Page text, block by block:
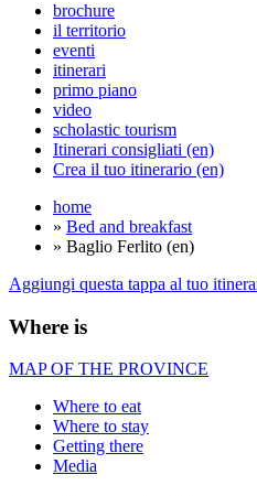
brochure
il territorio
eventi
itinerari
primo piano
video
scholastic tourism
Itinerari consigliati (en)
Crea il tuo itinerario (en)
home
» Bed and breakfast
» Baglio Ferlito (en)
Aggiungi questa tappa al tuo
Where is
MAP OF THE PROVINCE
Where to eat
Where to stay
Getting there
Media